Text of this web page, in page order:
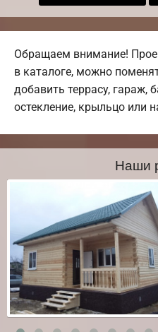
Обращаем внимание!
в каталоге, можно
добавить террасу, гараж,
остекление, крыльцо или
Наши